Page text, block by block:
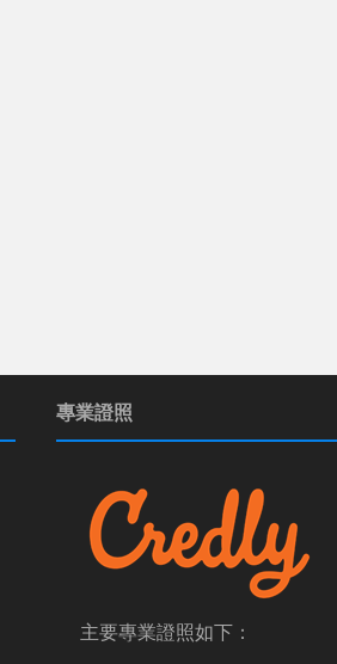
專業證照
主要專業證照如下：